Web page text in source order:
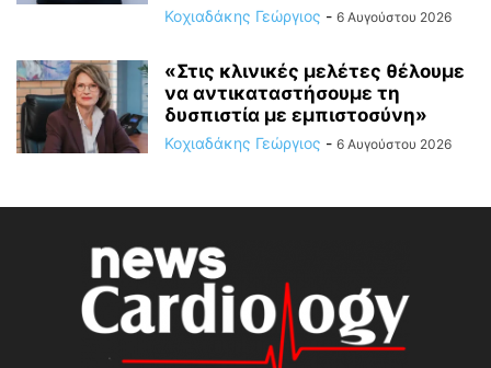
Κοχιαδάκης Γεώργιος - 6 Αυγούστου 2026
«Στις κλινικές μελέτες θέλουμε
να αντικαταστήσουμε τη
δυσπιστία με εμπιστοσύνη»
Κοχιαδάκης Γεώργιος - 6 Αυγούστου 2026